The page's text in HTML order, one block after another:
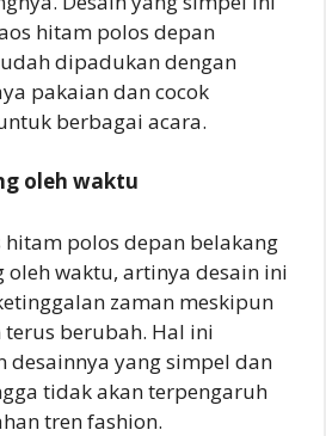
hitam polos depan
dipadukan dengan
pakaian dan cocok
berbagai acara.
oleh waktu
hitam polos depan belakang
oleh waktu, artinya desain ini
zaman meskipun
berubah. Hal ini
desainnya yang simpel dan
tidak akan terpengaruh
tren fashion.